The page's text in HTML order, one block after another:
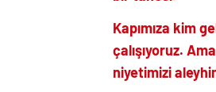
Kapımıza kim
çalışıyoruz.
niyetimizi